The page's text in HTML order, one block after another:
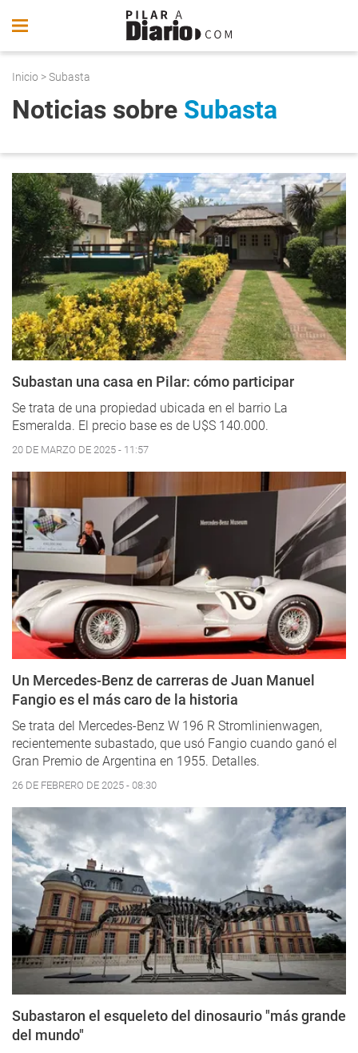
Inicio > Subasta
Noticias sobre Subasta
Subastan una casa en Pilar: cómo participar
Se trata de una propiedad ubicada en el barrio La
Esmeralda. El precio base es de U$S 140.000.
20 DE MARZO DE 2025 - 11:57
Un Mercedes-Benz de carreras de Juan Manuel
Fangio es el más caro de la historia
Se trata del Mercedes-Benz W 196 R Stromlinienwagen,
recientemente subastado, que usó Fangio cuando ganó el
Gran Premio de Argentina en 1955. Detalles.
26 DE FEBRERO DE 2025 - 08:30
Subastaron el esqueleto del dinosaurio "más grande
del mundo"